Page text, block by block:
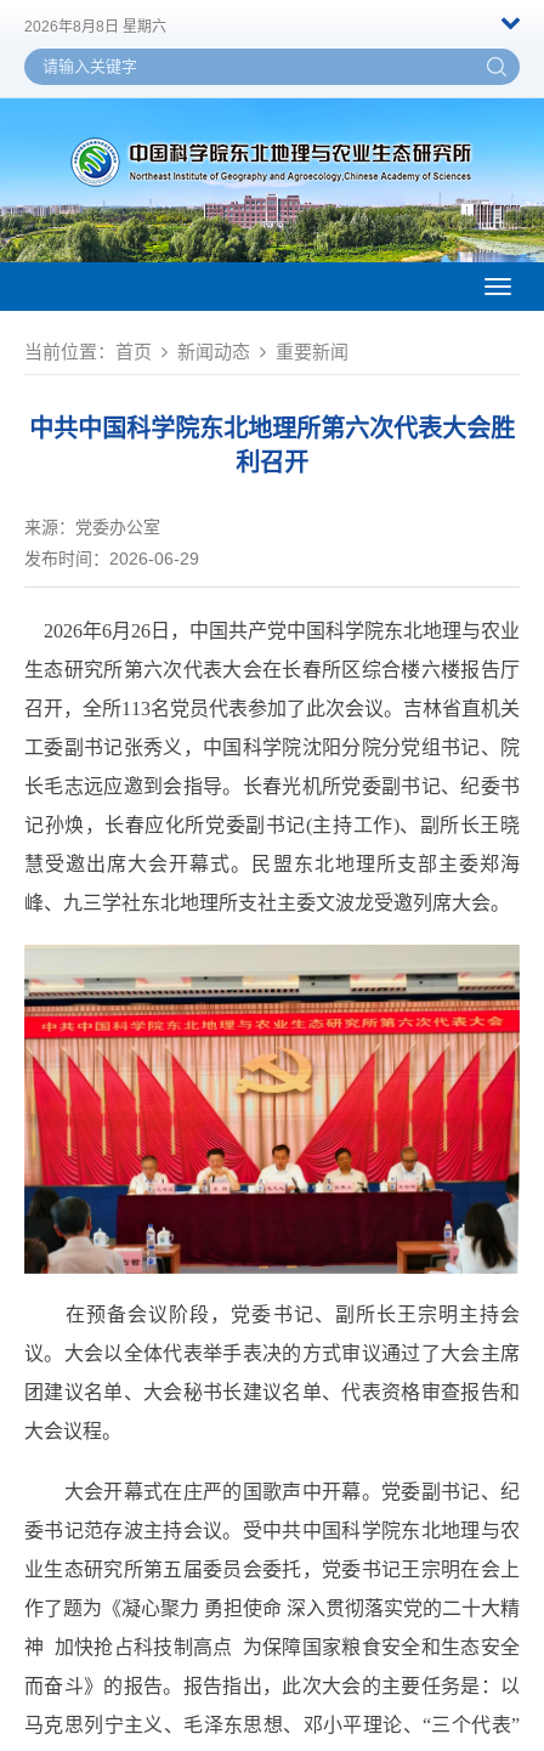
2026年8月8日 星期六
当前位置： 首页 新闻动态 重要新闻
中共中国科学院东北地理所第六次代表大会胜
利召开
来源： 党委办公室
发布时间：2026-06-29
2026年6月26日，中国共产党中国科学院东北地理与农业
生态研究所第六次代表大会在长春所区综合楼六楼报告厅
召开，全所113名党员代表参加了此次会议。吉林省直机关
工委副书记张秀义，中国科学院沈阳分院分党组书记、院
长毛志远应邀到会指导。长春光机所党委副书记、纪委书
记孙焕，长春应化所党委副书记(主持工作)、副所长王晓
慧受邀出席大会开幕式。民盟东北地理所支部主委郑海
峰、九三学社东北地理所支社主委文波龙受邀列席大会。
在预备会议阶段，党委书记、副所长王宗明主持会
议。大会以全体代表举手表决的方式审议通过了大会主席
团建议名单、大会秘书长建议名单、代表资格审查报告和
大会议程。
大会开幕式在庄严的国歌声中开幕。党委副书记、纪
委书记范存波主持会议。受中共中国科学院东北地理与农
业生态研究所第五届委员会委托，党委书记王宗明在会上
作了题为《凝心聚力 勇担使命 深入贯彻落实党的二十大精
神 加快抢占科技制高点 为保障国家粮食安全和生态安全
而奋斗》的报告。报告指出，此次大会的主要任务是：以
马克思列宁主义、毛泽东思想、邓小平理论、“三个代表”